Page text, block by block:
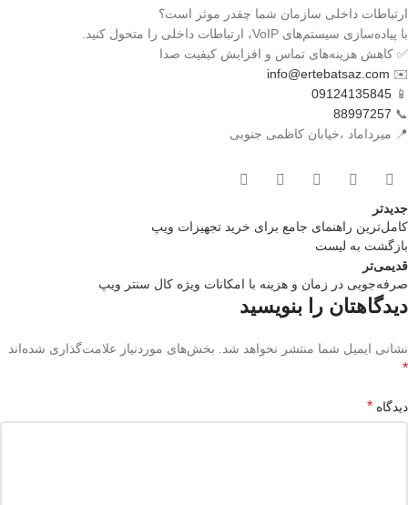
ارتباطات داخلی سازمان شما چقدر موثر است؟
با پیاده‌سازی سیستم‌های VoIP، ارتباطات داخلی را متحول کنید.
✅ کاهش هزینه‌های تماس و افزایش کیفیت صدا
✉️
info@ertebatsaz.com
📱
09124135845
📞
88997257
📍 میرداماد ،خیابان کاظمی جنوبی
جدیدتر
کامل‌ترین راهنمای جامع برای خرید تجهیزات ویپ
بازگشت بە لیست
قدیمی‌تر
صرفه‌جویی در زمان و هزینه با امکانات ویژه کال سنتر ویپ
دیدگاهتان را بنویسید
نشانی ایمیل شما منتشر نخواهد شد. بخش‌های موردنیاز علامت‌گذاری شده‌اند
*
دیدگاه *